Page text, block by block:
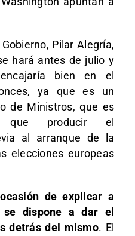
Pilar Alegría,
hará antes de julio y
bien en el
ya que es un
de Ministros, que es
producir el
al arranque de la
elecciones europeas
de explicar a
dispone a dar el
detrás del mismo. El